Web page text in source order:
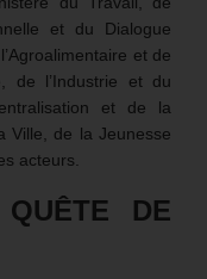
et du Dialogue
et de
de l’Industrie et du
et de la
Ville, de la Jeunesse
acteurs.
DE